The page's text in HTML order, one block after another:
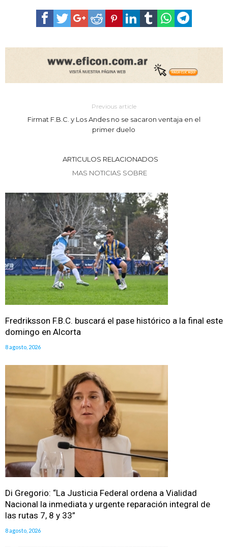
Previous article
Firmat F.B.C. y Los Andes no se sacaron ventaja en el
primer duelo
ARTICULOS RELACIONADOS
MAS NOTICIAS SOBRE
Fredriksson F.B.C. buscará el pase histórico a la final este
domingo en Alcorta
8 agosto, 2026
Di Gregorio: “La Justicia Federal ordena a Vialidad
Nacional la inmediata y urgente reparación integral de
las rutas 7, 8 y 33”
8 agosto, 2026